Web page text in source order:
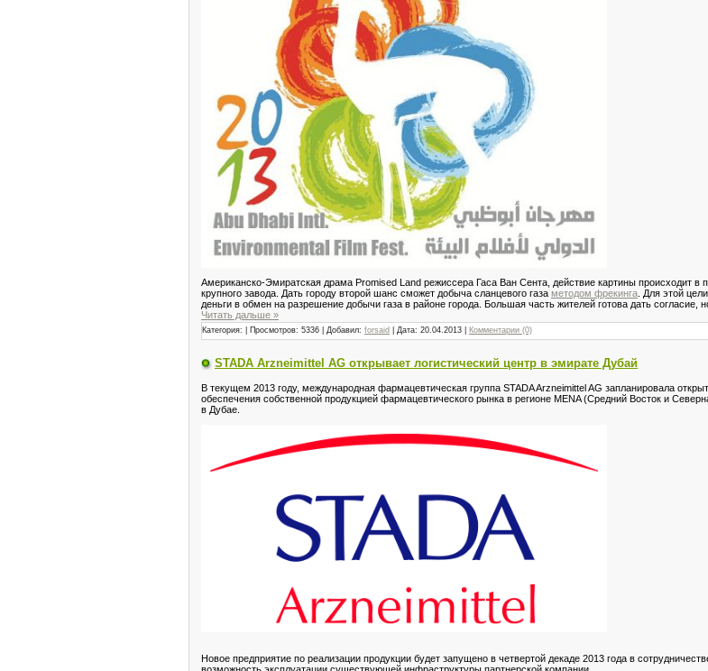
Американско-Эмиратская драма Promised Land режиссера Гаса Ван Сента, действие картины происходит в
крупного завода. Дать городу второй шанс сможет добыча сланцевого газа методом фрекинга . Для этой
деньги в обмен на разрешение добычи газа в районе города. Большая часть жителей готова дать согласие,
Читать дальше »
Категория: | Просмотров: 5336 | Добавил: forsaid | Дата: 20.04.2013 Комментарии (0)
STADA Arzneimittel AG открывает логистический центр в эмирате Дубай
В текущем 2013 году, международная фармацевтическая группа STADA Arzneimittel AG запланировала
обеспечения собственной продукцией фармацевтического рынка в регионе MENA (Средний Восток и
в Дубае.
Новое предприятие по реализации продукции будет запущено в четвертой декаде 2013 года в